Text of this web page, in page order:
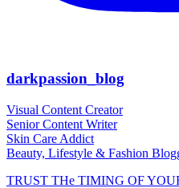
darkpassion_blog
Visual Content Creator
Senior Content Writer
Skin Care Addict
Beauty, Lifestyle & Fashion
TRUST THe TIMING OF